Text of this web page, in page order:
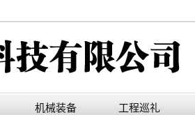
机械装备 工程巡礼